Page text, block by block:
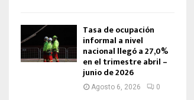
Tasa de ocupación
informal a nivel
nacional llegó a 27,0%
en el trimestre abril –
junio de 2026
Agosto 6, 2026 0